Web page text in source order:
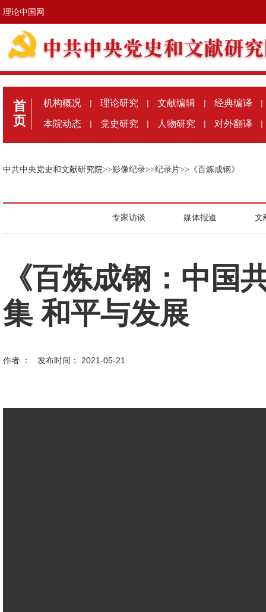
理论中国网
首
页
机构概况 | 理论研究 | 文献编辑 | 经典编译 |
本院动态 | 党史研究 | 人物研究 | 对外翻译 |
中共中央党史和文献研究院>>影像纪录>>纪录片>> 《百炼成钢》
专家访谈 媒体报道 文
《百炼成钢：中国
集 和平与发展
作者 ： 发布时间： 2021-05-21